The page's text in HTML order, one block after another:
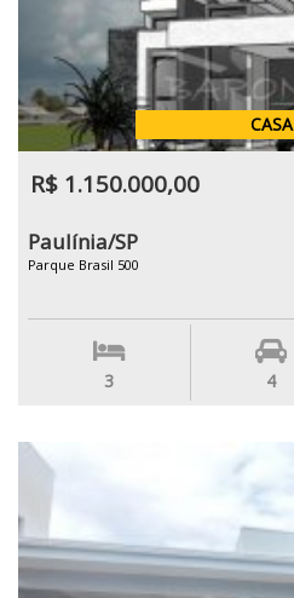
CASA
R$ 1.150.000,00
Paulínia/SP
Parque Brasil 500
3 4